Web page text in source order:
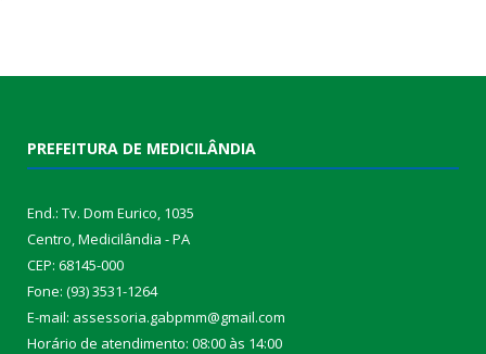
PREFEITURA DE MEDICILÂNDIA
End.: Tv. Dom Eurico, 1035
Centro, Medicilândia - PA
CEP: 68145-000
Fone: (93) 3531-1264
E-mail: assessoria.gabpmm@gmail.com
Horário de atendimento: 08:00 às 14:00